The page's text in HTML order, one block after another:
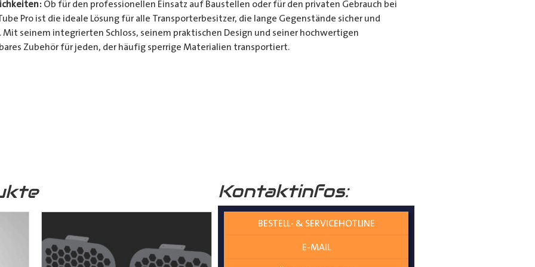
Ob für den professionellen Einsatz auf Baustellen oder für den privaten Gebrauch bei
Pro ist die ideale Lösung für alle Transporterbesitzer, die lange Gegenstände sicher und
seinem integrierten Schloss, seinem praktischen Design und seiner hochwertigen
Zubehör für jeden, der häufig sperrige Materialien transportiert.
Design, seinem integrierten Schloss und seiner vielseitigen Anwendung ist es die ultimative
Verfügung. Kontaktinfos:
BESTELL- & SERVICEHOTLINE
E-MAIL